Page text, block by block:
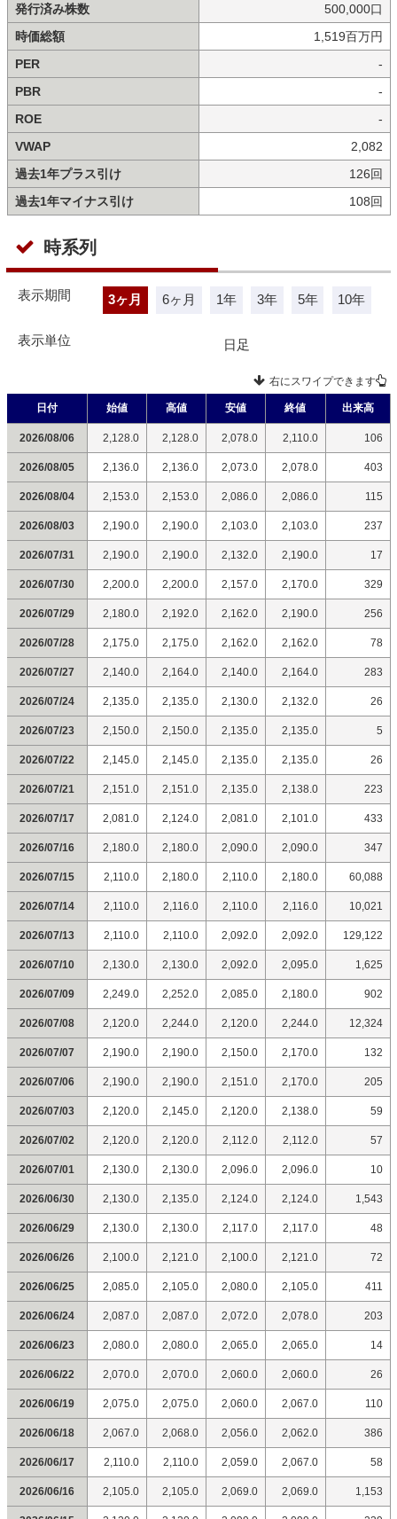
発行済み株数
500,000口
時価総額
1,519百万円
PER
-
PBR
-
ROE
-
VWAP
2,082
過去1年プラス引け
126回
過去1年マイナス引け
108回
時系列
表示期間 3ヶ月 6ヶ月 1年 3年 5年 10年
表示単位 日足
右にスワイプできます
日付 始値 高値 安値 終値 出来高
2026/08/06 2,128.0 2,128.0 2,078.0 2,110.0 106
2026/08/05 2,136.0 2,136.0 2,073.0 2,078.0 403
2026/08/04 2,153.0 2,153.0 2,086.0 2,086.0 115
2026/08/03 2,190.0 2,190.0 2,103.0 2,103.0 237
2026/07/31 2,190.0 2,190.0 2,132.0 2,190.0 17
2026/07/30 2,200.0 2,200.0 2,157.0 2,170.0 329
2026/07/29 2,180.0 2,192.0 2,162.0 2,190.0 256
2026/07/28 2,175.0 2,175.0 2,162.0 2,162.0 78
2026/07/27 2,140.0 2,164.0 2,140.0 2,164.0 283
2026/07/24 2,135.0 2,135.0 2,130.0 2,132.0 26
2026/07/23 2,150.0 2,150.0 2,135.0 2,135.0 5
2026/07/22 2,145.0 2,145.0 2,135.0 2,135.0 26
2026/07/21 2,151.0 2,151.0 2,135.0 2,138.0 223
2026/07/17 2,081.0 2,124.0 2,081.0 2,101.0 433
2026/07/16 2,180.0 2,180.0 2,090.0 2,090.0 347
2026/07/15 2,110.0 2,180.0 2,110.0 2,180.0 60,088
2026/07/14 2,110.0 2,116.0 2,110.0 2,116.0 10,021
2026/07/13 2,110.0 2,110.0 2,092.0 2,092.0 129,122
2026/07/10 2,130.0 2,130.0 2,092.0 2,095.0 1,625
2026/07/09 2,249.0 2,252.0 2,085.0 2,180.0 902
2026/07/08 2,120.0 2,244.0 2,120.0 2,244.0 12,324
2026/07/07 2,190.0 2,190.0 2,150.0 2,170.0 132
2026/07/06 2,190.0 2,190.0 2,151.0 2,170.0 205
2026/07/03 2,120.0 2,145.0 2,120.0 2,138.0 59
2026/07/02 2,120.0 2,120.0 2,112.0 2,112.0 57
2026/07/01 2,130.0 2,130.0 2,096.0 2,096.0 10
2026/06/30 2,130.0 2,135.0 2,124.0 2,124.0 1,543
2026/06/29 2,130.0 2,130.0 2,117.0 2,117.0 48
2026/06/26 2,100.0 2,121.0 2,100.0 2,121.0 72
2026/06/25 2,085.0 2,105.0 2,080.0 2,105.0 411
2026/06/24 2,087.0 2,087.0 2,072.0 2,078.0 203
2026/06/23 2,080.0 2,080.0 2,065.0 2,065.0 14
2026/06/22 2,070.0 2,070.0 2,060.0 2,060.0 26
2026/06/19 2,075.0 2,075.0 2,060.0 2,067.0 110
2026/06/18 2,067.0 2,068.0 2,056.0 2,062.0 386
2026/06/17 2,110.0 2,110.0 2,059.0 2,067.0 58
2026/06/16 2,105.0 2,105.0 2,069.0 2,069.0 1,153